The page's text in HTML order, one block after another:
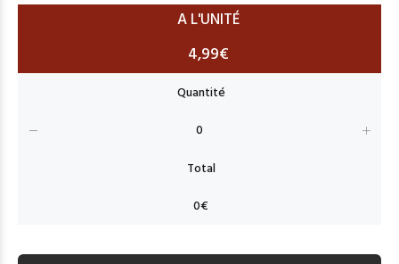
A L'UNITÉ
4,99€